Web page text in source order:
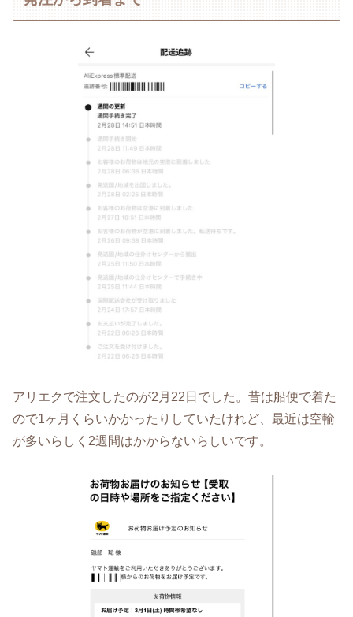
アリエクで注文したのが2月22日でした。昔は船便で着た
ので1ヶ月くらいかかったりしていたけれど、最近は空輸
が多いらしく2週間はかからないらしいです。